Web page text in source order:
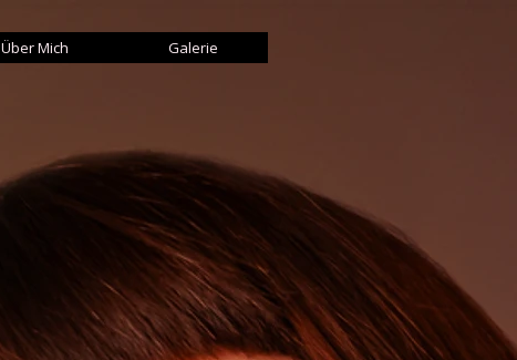
Über Mich Galerie